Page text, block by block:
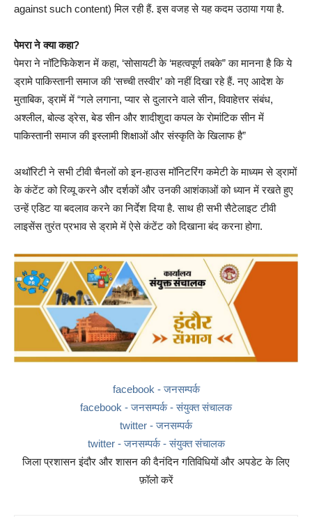
against such content) मिल रही हैं. इस वजह से यह कदम उठाया गया है.
पेमरा ने क्या कहा?
पेमरा ने नॉटिफिकेशन में कहा, ‘सोसायटी के ‘महत्वपूर्ण तबके” का मानना ​​है कि ये
ड्रामे पाकिस्तानी समाज की ‘सच्ची तस्वीर’ को नहीं दिखा रहे हैं. नए आदेश के
मुताबिक, ड्रामें में “गले लगाना, प्यार से दुलारने वाले सीन, विवाहेत्तर संबंध,
अश्लील, बोल्ड ड्रेस, बेड सीन और शादीशुदा कपल के राेमांटिक सीन में
पाकिस्तानी समाज की इस्लामी शिक्षाओं और संस्कृति के खिलाफ है”
अथॉरिटी ने सभी टीवी चैनलों को इन-हाउस मॉनिटरिंग कमेटी के माध्यम से ड्रामों
के कंटेंट को रिव्यू करने और दर्शकों और उनकी आशंकाओं को ध्यान में रखते हुए
उन्हें एडिट या बदलाव करने का निर्देश दिया है. साथ ही सभी सैटेलाइट टीवी
लाइसेंस तुरंत प्रभाव से ड्रामे में ऐसे कंटेंट को दिखाना बंद करना होगा.
facebook - जनसम्पर्क
facebook - जनसम्पर्क - संयुक्त संचालक
twitter - जनसम्पर्क
twitter - जनसम्पर्क - संयुक्त संचालक
जिला प्रशासन इंदौर और शासन की दैनंदिन गतिविधियों और अपडेट के लिए
फ़ॉलो करें